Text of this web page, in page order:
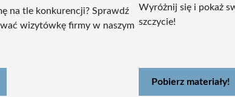
na tle konkurencji? Sprawdź
wizytówkę firmy w naszym
Wyróżnij się i pokaż
szczycie!
Pobierz materiały!